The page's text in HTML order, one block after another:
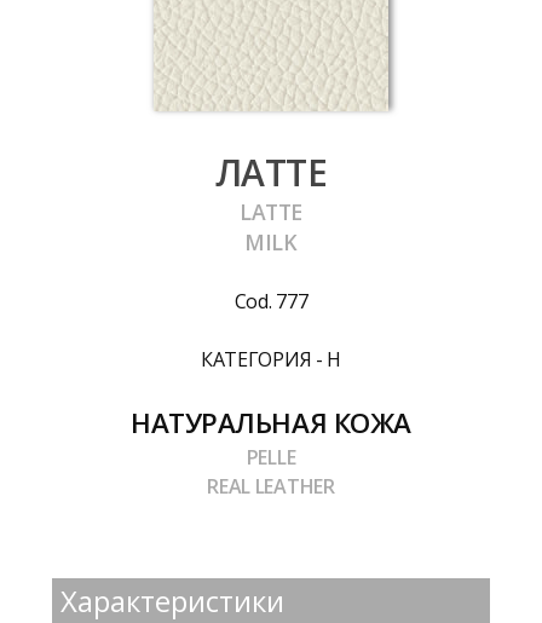
ЛАТТЕ
LATTE
MILK
Cod. 777
КАТЕГОРИЯ - H
НАТУРАЛЬНАЯ КОЖА
PELLE
REAL LEATHER
Характеристики